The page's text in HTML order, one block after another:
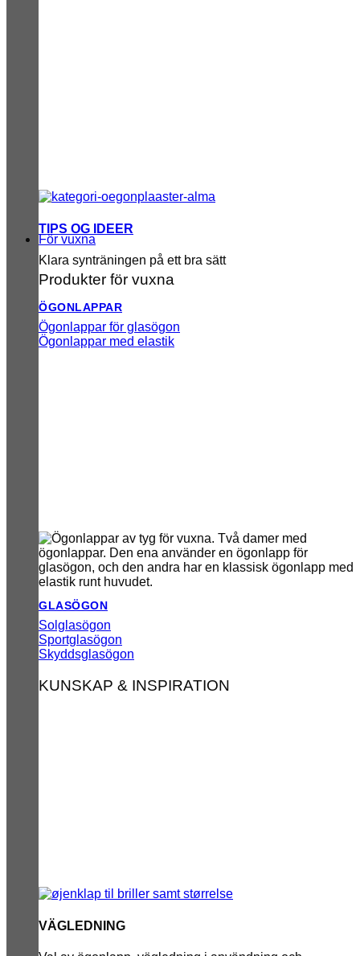
TIPS OG IDEER
Klara synträningen på ett bra sätt
För vuxna
Produkter för vuxna
ÖGONLAPPAR
Ögonlappar för glasögon
Ögonlappar med elastik
GLASÖGON
Solglasögon
Sportglasögon
Skyddsglasögon
KUNSKAP & INSPIRATION
VÄGLEDNING